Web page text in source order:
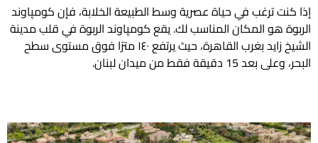
ترغب في حياة عصرية وسط الطبيعة الخلابة، فإن كومپاوند
هو المكان المناسب لك. يقع كومپاوند الربوة في قلب مدينة
الشيخ زايد بغرب القاهرة، حيث يرتفع ١٤٠ مترًا فوق مستوى سطح
فقط من ميدان لبنان.